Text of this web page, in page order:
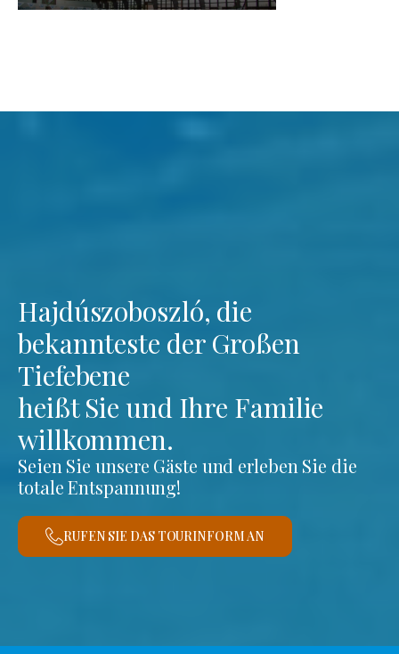
Hajdúszoboszló, die
bekannteste der Großen
Tiefebene
heißt Sie und Ihre Familie
willkommen.
Seien Sie unsere Gäste und erleben Sie die
totale Entspannung!
RUFEN SIE DAS TOURINFORM AN